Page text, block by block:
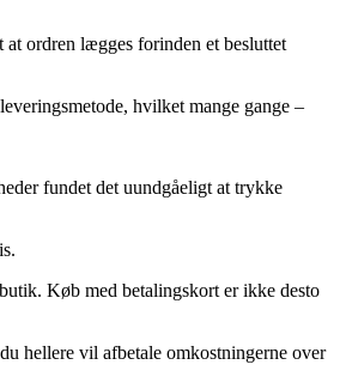
ordren lægges forinden et besluttet
hvilket mange gange –
fundet det uundgåeligt at trykke
Køb med betalingskort er ikke desto
hellere vil afbetale omkostningerne over